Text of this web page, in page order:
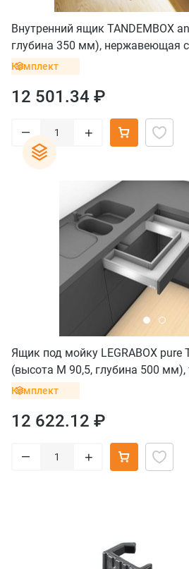
Внутренний ящик TANDEMBOX
глубина 350 мм), нержавеющая
Комплект
12 501.34 ₽
– +
Ящик под мойку LEGRABOX pure
(высота M 90,5, глубина 500 мм),
Комплект
12 622.12 ₽
– +